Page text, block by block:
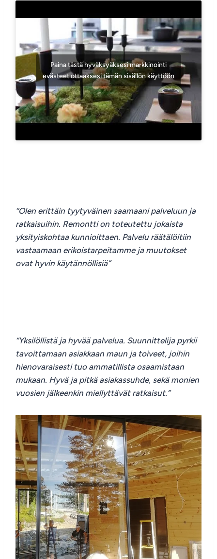
Paina tästä hyväksyäksesi markkinointi
evästeet ottaaksesi tämän sisällön käyttöön
“Olen erittäin tyytyväinen saamaani palveluun ja
ratkaisuihin. Remontti on toteutettu jokaista
yksityiskohtaa kunnioittaen. Palvelu räätälöitiin
vastaamaan erikoistarpeitamme ja muutokset
ovat hyvin käytännöllisiä”
“Yksilöllistä ja hyvää palvelua. Suunnittelija pyrkii
tavoittamaan asiakkaan maun ja toiveet, joihin
hienovaraisesti tuo ammatillista osaamistaan
mukaan. Hyvä ja pitkä asiakassuhde, sekä monien
vuosien jälkeenkin miellyttävät ratkaisut.”